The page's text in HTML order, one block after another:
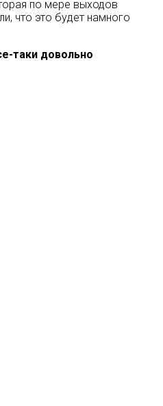
по мере выходов
что это будет намного
таки довольно